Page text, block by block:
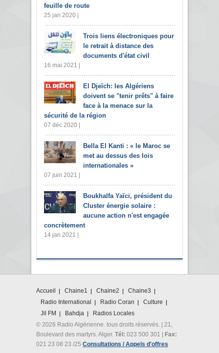
feuille de route
25 jan 2020 |
Trois liens électroniques pour
le retrait à distance des
documents d'état civil
16 mai 2021 |
El Djeïch: les Algériens
doivent se "tenir prêts" à faire
face à la menace sur la
sécurité de la région
07 déc 2020 |
Bella El Kanti : « le Maroc se
met au dessus des lois
internationales »
07 juin 2021 |
Boukhalfa Yaïci, président du
Cluster énergie solaire :
aucune action n'est engagée
concrètement
14 jan 2021 |
Accueil Chaine1 Chaine2
Chaine3
Radio International
Radio Coran
Culture
Jil FM
Bahdja
Radios Locales
© 2026 Radio Algérienne. tous droits réservés. | 21,
Boulevard des martyrs. Alger. Tél: 023 500 301 | Fax:
021 23 08 23 /25 Consultations / Appels d'offres